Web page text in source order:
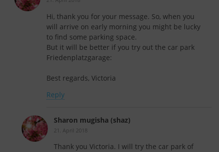
Hi, thank you for your message. So, when you
will arrive on early morning you might be lucky
to find some parking space.
But it will be better if you try out the car park
Friedenplatzgarage:
Best regards, Victoria
Reply
Sharon mugisha (shaz)
21. April 2018
Thank you Victoria. I will try the car park of